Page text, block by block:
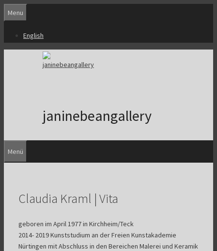
Zum
Inhalt
Menu
English
janinebeangallery
Menü
Claudia Kraml | Vita
geboren im April 1977 in Kirchheim/Teck
2014- 2019 Kunststudium an der Freien Kunstakademie
Nürtingen mit Abschluss in den Bereichen Malerei und Keramik